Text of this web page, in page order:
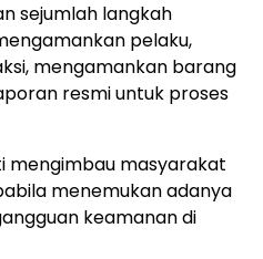
sejumlah langkah
pelaku,
mengamankan barang
resmi untuk proses
mengimbau masyarakat
menemukan adanya
keamanan di